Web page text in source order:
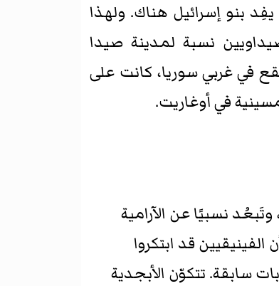
بنو إسرائيل هناك. ولهذا
نسبة لمدينة صيدا
في غربي سوريا، كانت على
نسبيًا عن الآرامية
قد ابتكروا
سابقة. تتكوّن الأبجدية